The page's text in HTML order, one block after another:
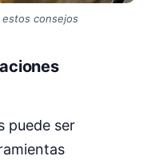
consejos
puede ser